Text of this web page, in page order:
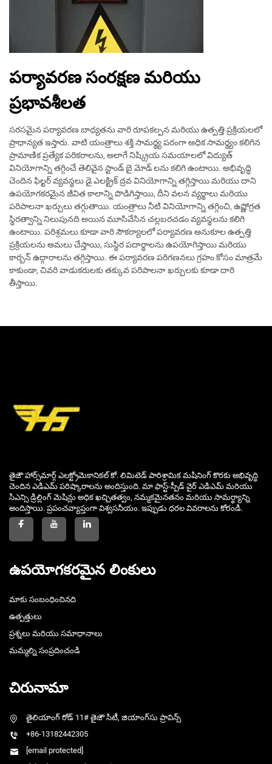
పర్యావరణ సంరక్షణ మరియు
ప్రభావశీలత
సరసమైన పర్యావరణ బాధ్యతను వారి రూపకల్పన మరియు ఉత్పత్తి ప్రక్రియలలో
ప్రాధాన్యత ఇస్తారు. వాటి యంత్రాలు శక్తి సామర్థ్య పరంగా అధిక సామర్థ్యం కలిగిన
ప్రామాణిక ప్రత్యేక పరికరాలను, అలాగే నిష్క్రియ సమయాలలో విద్యుత్
వినియోగాన్ని తగ్గించే తెలివైన స్టాండ్ బై మోడ్ లను కలిగి ఉంటాయి. అభివృద్ధి
చెందిన ఫిల్టర్ వ్యవస్థలు డై ఎలక్ట్రిక్ ద్రవ వినియోగాన్ని తగ్గిస్తాయి మరియు దాని
ఉపయోగకరమైన జీవిత కాలాన్ని పొడిగిస్తాయి, దీని వలన వ్యర్థాలు మరియు
పరిపాలనా ఖర్చులు తగ్గుతాయి. యంత్రాలు నీటి వినియోగాన్ని తగ్గించి, ఉష్ణోగ్రత
స్థిరత్వాన్ని నిలుపునది అయిన మూసివేసిన చల్లబరచడం వ్యవస్థలను కలిగి
ఉంటాయి. పరిశ్రమలు కూడా వారి సౌకర్యాలలో పర్యావరణ అనుకూల ఉత్పత్తి
ప్రక్రియలను అమలు చేస్తాయి, సుస్థిర పదార్థాలను ఉపయోగిస్తాయి మరియు
కార్బన్ ఉద్గారాలను తగ్గిస్తాయి. ఈ పర్యావరణ పరిగణనలు గ్రహం కోసం మాత్రమే
కాకుండా, చివరి వాడుకరులకు తక్కువ పరిపాలనా ఖర్చులకు కూడా దారి
తీస్తాయి.
తైజౌ హార్స్‌మార్గ్ ఎలక్ట్రోమెకానికల్ కో. లిమిటెడ్ పారిశ్రామిక మషినింగ్ కొరకు అభివృద్ధి
చెందిన ఎడిఎమ్ పరిష్కారాలను అందిస్తుంది. మా ఫాస్ట్-స్పీడ్ వైర్ ఎడిఎమ్ మరియు
సిఎన్సి డ్రిల్లింగ్ మెషిన్లు అధిక ఖచ్చితత్వం, నమ్మకమైనతనం మరియు సామర్థ్యాన్ని
అందిస్తాయి. ప్రపంచవ్యాప్తంగా విశ్వసనీయం. ఇప్పుడు ధరల వివరాలను కోరండి.
ఉపయోగకరమైన లింకులు
మాకు సంబంధించినది
ఉత్పత్తులు
ప్రశ్నలు మరియు సమాధానాలు
మమ్మల్ని సంప్రదించండి
చిరునామా
తైలియాంగ్ రోడ్ 11# తైజౌ సిటీ, జియాంగ్‌సు ప్రావిన్స్
+86-13182442305
[email protected]